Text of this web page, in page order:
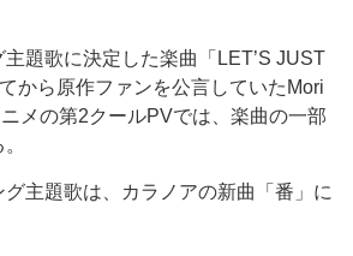
題歌に決定した楽曲「LET’S JUST
から原作ファンを公言していたMori
メの第2クールPVでは、楽曲の一部
主題歌は、カラノアの新曲「番」に